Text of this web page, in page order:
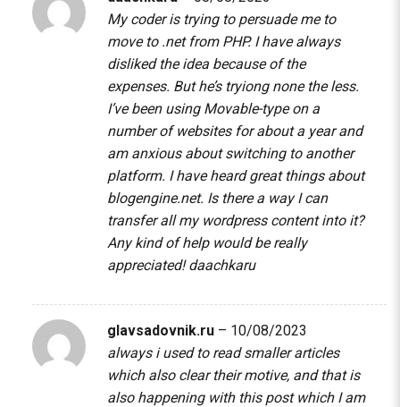
My coder is trying to persuade me to
move to .net from PHP. I have always
disliked the idea because of the
expenses. But he’s tryiong none the less.
I’ve been using Movable-type on a
number of websites for about a year and
am anxious about switching to another
platform. I have heard great things about
blogengine.net. Is there a way I can
transfer all my wordpress content into it?
Any kind of help would be really
appreciated!daachkaru
glavsadovnik.ru – 10/08/2023
always i used to read smaller articles
which also clear their motive, and that is
also happening with this post which I am